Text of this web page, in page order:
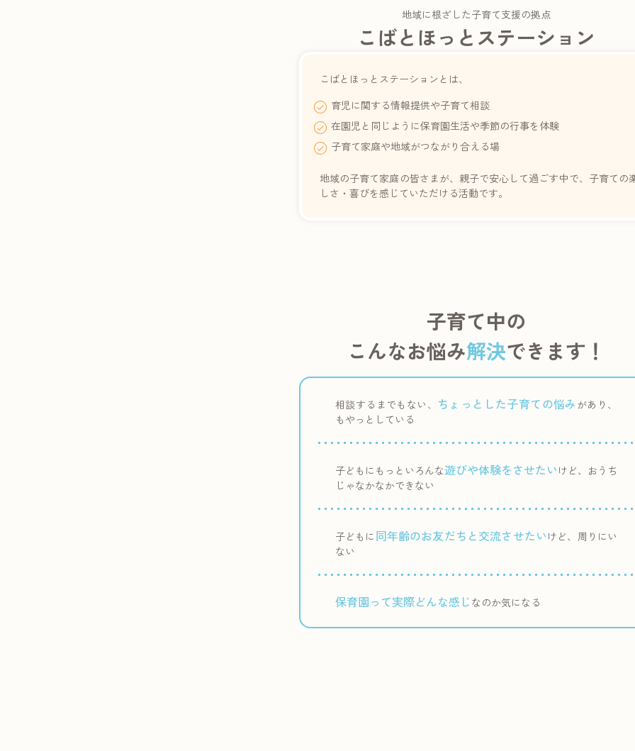
地域に根ざした子育て支援の拠点
こばとほっとステーション
こばとほっとステーションとは、
育児に関する情報提供や子育て相談
在園児と同じように保育園生活や季節の行事を体験
子育て家庭や地域がつながり合える場
地域の子育て家庭の皆さまが、親子で安心して過ごす中で、子育ての
しさ・喜びを感じていただける活動です。
子育て中の
こんなお悩み解決できます！
相談するまでもない、 ちょっとした子育ての悩みがあり、
もやっとしている
子どもにもっといろんな遊びや体験をさせたい けど、おうち
じゃなかなかできない
子どもに 同年齢のお友だちと交流させたい けど、周りにい
ない
保育園って実際どんな感じ なのか気になる